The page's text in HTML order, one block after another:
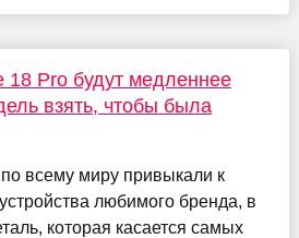
18 Pro будут медленнее
взять, чтобы была
всему миру привыкали к
любимого бренда, в
которая касается самых